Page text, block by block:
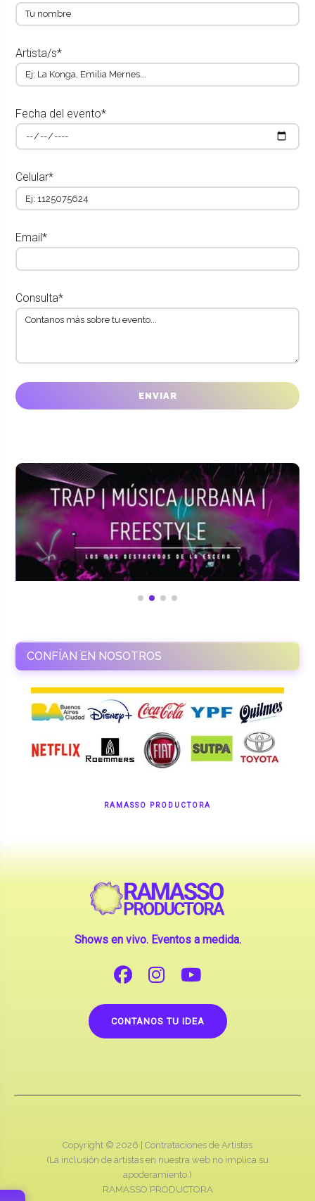
Artista/s*
Fecha del evento*
Celular*
Email*
Consulta*
CONFÍAN EN NOSOTROS
RAMASSO PRODUCTORA
Shows en vivo. Eventos a medida.
CONTANOS TU IDEA
Copyright © 2026 | Contrataciones de Artistas
(La inclusión de artistas en nuestra web no implica su
apoderamiento.)
RAMASSO PRODUCTORA